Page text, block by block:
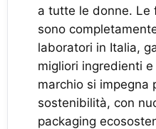
a tutte le donne. Le
sono
laboratori in Italia,
migliori ingredienti
marchio si impegna
sostenibilità, con
packaging